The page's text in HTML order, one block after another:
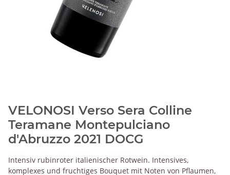
VELONOSI Verso Sera Colline
Teramane Montepulciano
d'Abruzzo 2021 DOCG
Intensiv rubinroter italienischer Rotwein. Intensives,
komplexes und fruchtiges Bouquet mit Noten von Pflaumen,